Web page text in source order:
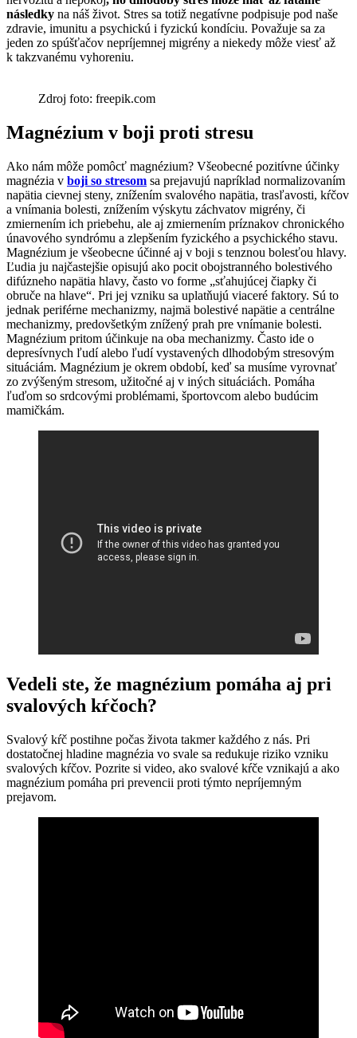
následky na náš život. Stres sa totiž negatívne podpisuje pod naše
zdravie, imunitu a psychickú i fyzickú kondíciu. Považuje sa za
jeden zo spúšťačov nepríjemnej migrény a niekedy môže viesť až
k takzvanému vyhoreniu.
Zdroj foto: freepik.com
Magnézium v boji proti stresu
Ako nám môže pomôcť magnézium? Všeobecné pozitívne účinky
magnézia v boji so stresom sa prejavujú napríklad normalizovaním
napätia cievnej steny, znížením svalového napätia, trasľavosti, kŕčov
a vnímania bolesti, znížením výskytu záchvatov migrény, či
zmiernením ich priebehu, ale aj zmiernením príznakov chronického
únavového syndrómu a zlepšením fyzického a psychického stavu.
Magnézium je všeobecne účinné aj v boji s tenznou bolesťou hlavy.
Ľudia ju najčastejšie opisujú ako pocit obojstranného bolestivého
difúzneho napätia hlavy, často vo forme „sťahujúcej čiapky či
obruče na hlave“. Pri jej vzniku sa uplatňujú viaceré faktory. Sú to
jednak periférne mechanizmy, najmä bolestivé napätie a centrálne
mechanizmy, predovšetkým znížený prah pre vnímanie bolesti.
Magnézium pritom účinkuje na oba mechanizmy. Často ide o
depresívnych ľudí alebo ľudí vystavených dlhodobým stresovým
situáciám. Magnézium je okrem období, keď sa musíme vyrovnať
zo zvýšeným stresom, užitočné aj v iných situáciách. Pomáha
ľuďom so srdcovými problémami, športovcom alebo budúcim
mamičkám.
Vedeli ste, že magnézium pomáha aj pri
svalových kŕčoch?
Svalový kŕč postihne počas života takmer každého z nás. Pri
dostatočnej hladine magnézia vo svale sa redukuje riziko vzniku
svalových kŕčov. Pozrite si video, ako svalové kŕče vznikajú a ako
magnézium pomáha pri prevencii proti týmto nepríjemným
prejavom.